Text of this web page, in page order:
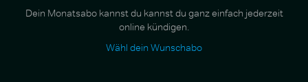
Dein Monatsabo kannst du kannst du ganz einfach jederzeit
online kündigen.
Wähl dein Wunschabo